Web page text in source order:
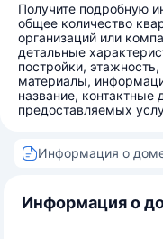
Получите подробную
общее количество
организаций или
детальные
постройки,
материалы,
название, контактные
предоставляемых
Информация о
Информация о